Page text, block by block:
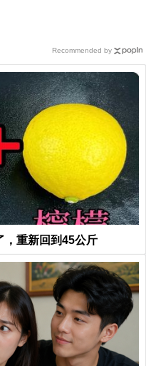
，重新回到45公斤
Recommended by